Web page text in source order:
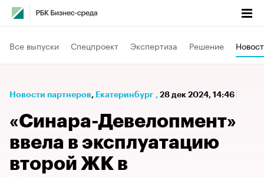
Все выпуски Спецпроект Экспертиза Решение
Новости партнеров⁠, Екатеринбург , 28 дек 2024, 14:46
«Синара-Девелопмент»
ввела в эксплуатацию
второй ЖК в